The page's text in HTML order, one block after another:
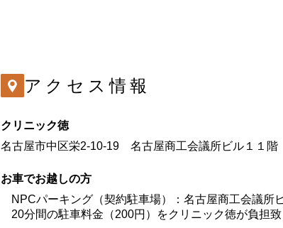
アクセス情報
クリニック徳
名古屋市中区栄2-10-19 名古屋商工会議所ビル１１階
お車でお越しの方
NPCパーキング（契約駐車場）：名古屋商工会議所
20分間の駐車料金（200円）をクリニック徳が負担致